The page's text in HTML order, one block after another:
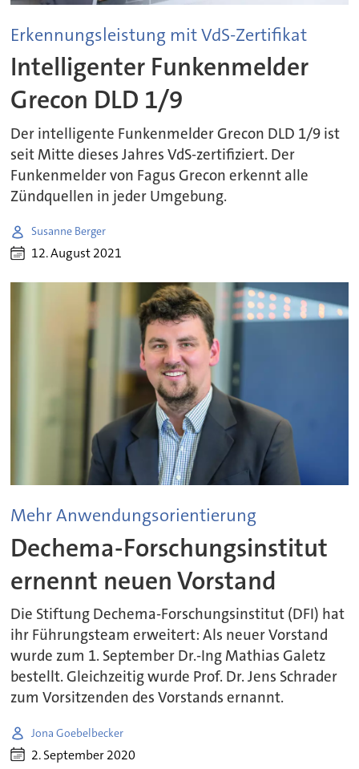
Erkennungsleistung mit VdS-Zertifikat
Intelligenter Funkenmelder
Grecon DLD 1/9
Der intelligente Funkenmelder Grecon DLD 1/9 ist
seit Mitte dieses Jahres VdS-zertifiziert. Der
Funkenmelder von Fagus Grecon erkennt alle
Zündquellen in jeder Umgebung.
Susanne Berger
12. August 2021
Mehr Anwendungsorientierung
Dechema-Forschungsinstitut
ernennt neuen Vorstand
Die Stiftung Dechema-Forschungsinstitut (DFI) hat
ihr Führungsteam erweitert: Als neuer Vorstand
wurde zum 1. September Dr.-Ing Mathias Galetz
bestellt. Gleichzeitig wurde Prof. Dr. Jens Schrader
zum Vorsitzenden des Vorstands ernannt.
Jona Goebelbecker
2. September 2020